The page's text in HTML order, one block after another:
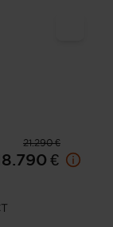
21.290 €
€